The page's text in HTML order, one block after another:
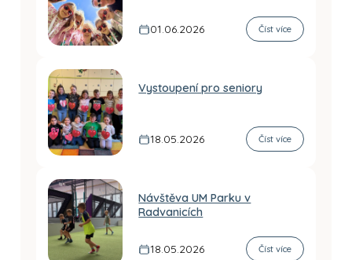
01.06.2026 Číst více
Vystoupení pro seniory
18.05.2026 Číst více
Návštěva UM Parku v
Radvanicích
18.05.2026 Číst více